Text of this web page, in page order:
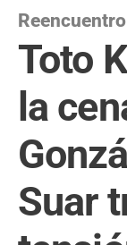
Toto
la
Suar